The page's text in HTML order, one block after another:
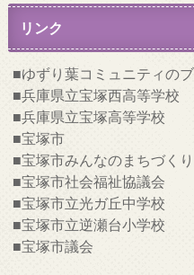
リンク
ゆずり葉コミュニティの
兵庫県立宝塚西高等学校
兵庫県立宝塚高等学校
宝塚市
宝塚市みんなのまちづく
宝塚市社会福祉協議会
宝塚市立光ガ丘中学校
宝塚市立逆瀬台小学校
宝塚市議会